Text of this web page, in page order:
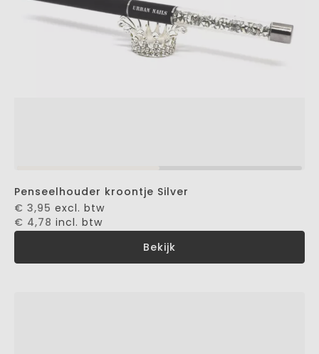
Penseelhouder kroontje Silver
€ 3,95 excl. btw
€ 4,78 incl. btw
Bekijk